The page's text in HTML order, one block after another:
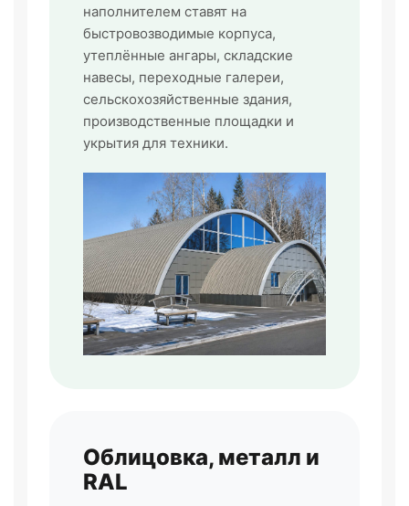
наполнителем ставят на
быстровозводимые корпуса,
утеплённые ангары, складские
навесы, переходные галереи,
сельскохозяйственные здания,
производственные площадки и
укрытия для техники.
Облицовка, металл и
RAL